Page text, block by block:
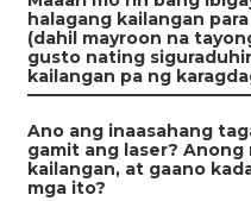
halagang kailangan
(dahil mayroon na
gusto nating
kailangan pa ng
Ano ang inaasahang
gamit ang laser?
kailangan, at gaano
mga ito?